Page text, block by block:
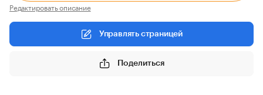
Редактировать описание
Управлять страницей
Поделиться